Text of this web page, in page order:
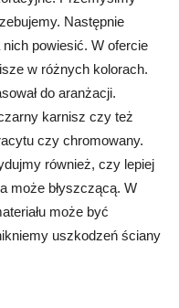
Następnie
powiesić. W ofercie
w różnych kolorach.
do aranżacji.
karnisz czy też
czy chromowany.
również, czy lepiej
może błyszczącą. W
może być
uszkodzeń ściany